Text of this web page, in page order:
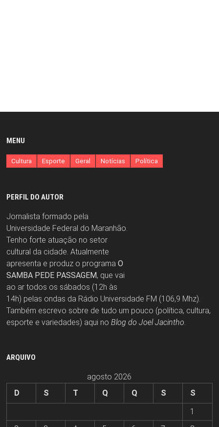
MENU
Cultura Esporte Geral Notícias Política
PERFIL DO AUTOR
Jornalista formado pela
Universidade Federal do Maranhão.
Tenho forte atuação no setor
cultural da cidade. Atualmente
apresenta e produz o programa O
SAMBA PEDE PASSAGEM, que vai
ao ar todos os sábados (12h às
14h) pelas ondas da Rádio Universidade FM (106,9 Mhz).
Também escrevo sobre de tudo um pouco (política, cultura,
esporte e variedades) aqui no Blog do Joel Jacintho.
ARQUIVO
agosto 2026
D
S T Q Q S
S
1